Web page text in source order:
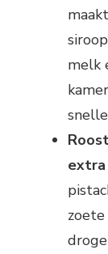
melk
extra